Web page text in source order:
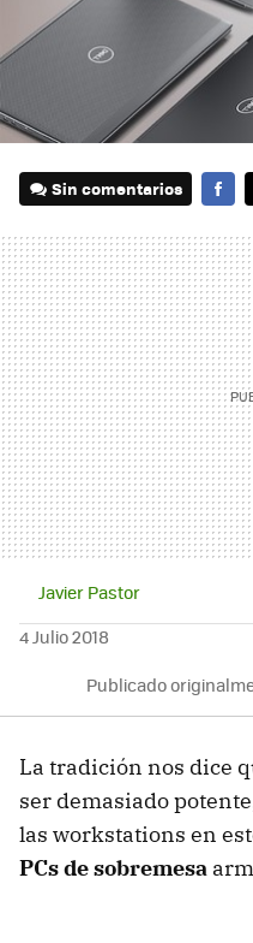
Sin comentarios
Javier Pastor
4 Julio 2018
Publicado
La tradición nos dice
ser demasiado
las workstations en
PCs de sobremesa